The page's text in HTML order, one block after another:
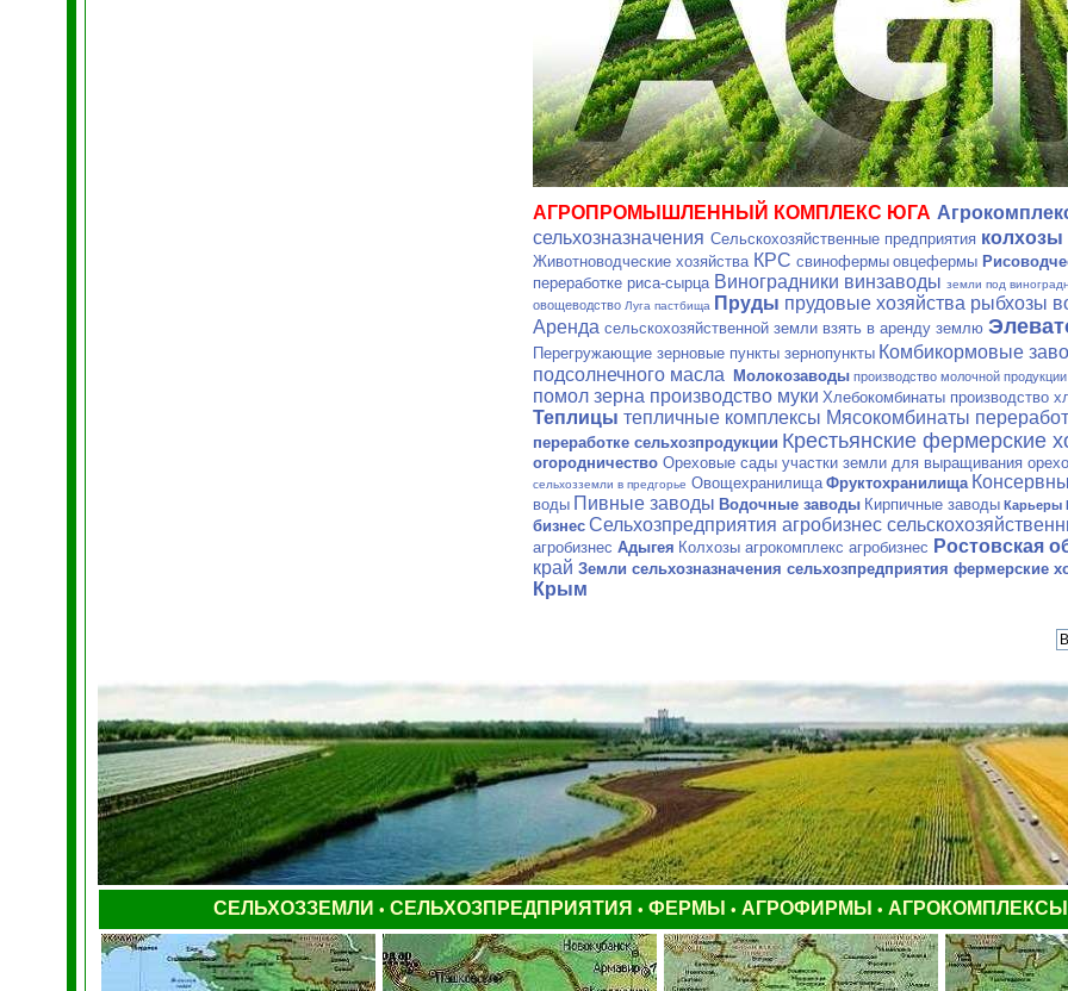
АГРОПРОМЫШЛЕННЫЙ КОМПЛЕКС ЮГА
сельхозназначения Сельскохозяйственные предприятия колхозы
Животноводческие хозяйства КРС свинофермы овцефермы
переработке риса-сырца Виноградники винзаводы земли под
овощеводство Луга пастбища Пруды прудовые хозяйства рыбхозы
Аренда сельскохозяйственной земли взять в аренду землю
Перегружающие зерновые пункты зернопункты Комбикормовые
подсолнечного масла
Молокозаводы производство молочной
помол зерна производство муки Хлебокомбинаты производство
Теплицы тепличные комплексы Мясокомбинаты
переработке сельхозпродукции Крестьянские фермерские
огородничество Ореховые сады участки земли для выращивания
сельхозземли в предгорье Овощехранилища Фруктохранилища
воды Пивные заводы Водочные заводы Кирпичные заводы Карьеры
бизнес Сельхозпредприятия агробизнес
агробизнес Адыгея Колхозы агрокомплекс агробизнес Ростовская
край Земли сельхозназначения сельхозпредприятия фермерские
Крым
СЕЛЬХОЗЗЕМЛИ • СЕЛЬХОЗПРЕДПРИЯТИЯ • ФЕРМЫ • АГРОФИРМЫ •